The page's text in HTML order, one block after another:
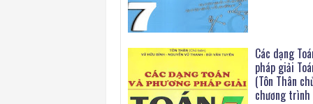
Các dạng
pháp giải
(Tôn Thân
chương trình